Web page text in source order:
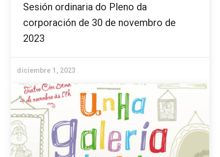
Sesión ordinaria do Pleno da
corporación de 30 de novembro de
2023
diciembre 1, 2023